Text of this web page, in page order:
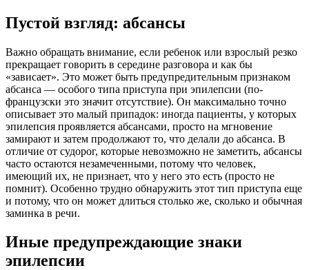
Пустой взгляд: абсансы
Важно обращать внимание, если ребенок или взрослый резко
прекращает говорить в середине разговора и как бы
«зависает». Это может быть предупредительным признаком
абсанса — особого типа приступа при эпилепсии (по-
французски это значит отсутствие). Он максимально точно
описывает это малый припадок: иногда пациенты, у которых
эпилепсия проявляется абсансами, просто на мгновение
замирают и затем продолжают то, что делали до абсанса. В
отличие от судорог, которые невозможно не заметить, абсансы
часто остаются незамеченными, потому что человек,
имеющий их, не признает, что у него это есть (просто не
помнит). Особенно трудно обнаружить этот тип приступа еще
и потому, что он может длиться столько же, сколько и обычная
заминка в речи.
Иные предупреждающие знаки
эпилепсии